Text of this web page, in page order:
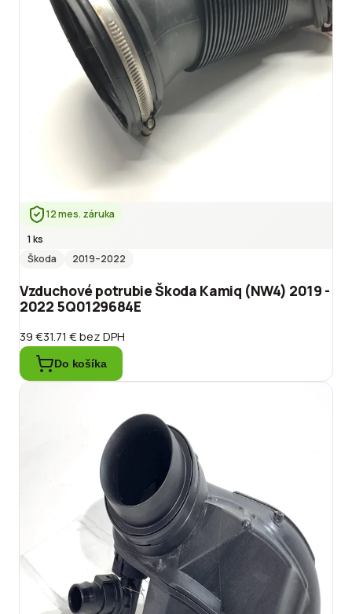
12 mes. záruka
1 ks
Škoda
2019–2022
Vzduchové potrubie Škoda Kamiq (NW4) 2019 -
2022 5Q0129684E
39 €31.71 €bez DPH
Do košíka